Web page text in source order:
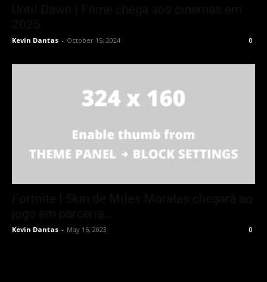
Kevin Dantas - October 15, 2024 0
Kevin Dantas - May 16, 2023 0